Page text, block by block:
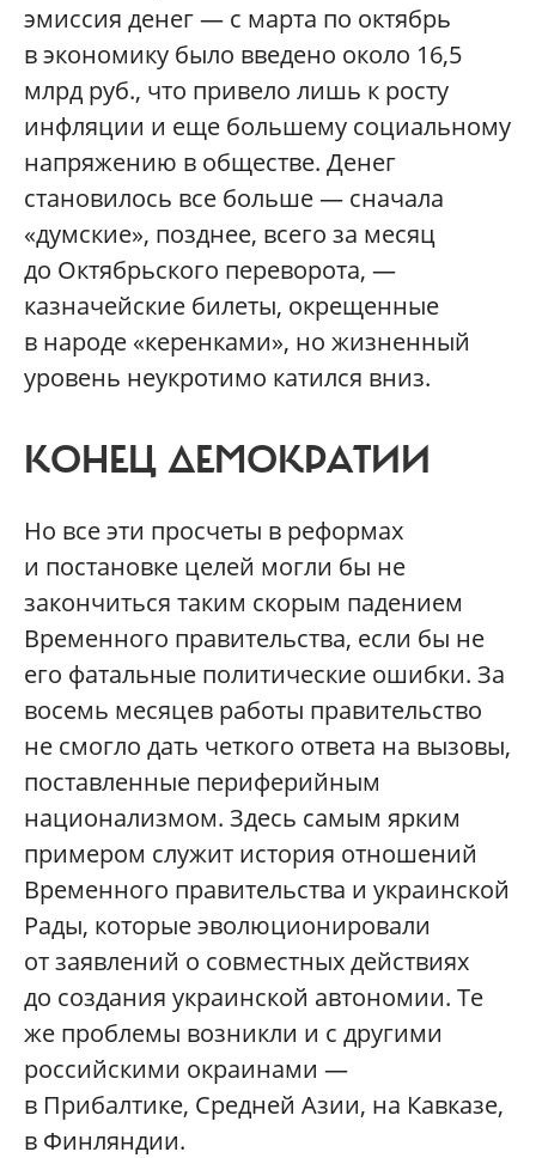
эмиссия денег — с марта по октябрь
в экономику было введено около 16,5
млрд руб., что привело лишь к росту
инфляции и еще большему социальному
напряжению в обществе. Денег
становилось все больше — сначала
«думские», позднее, всего за месяц
до Октябрьского переворота, —
казначейские билеты, окрещенные
в народе «керенками», но жизненный
уровень неукротимо катился вниз.
КОНЕЦ ДЕМОКРАТИИ
Но все эти просчеты в реформах
и постановке целей могли бы не
закончиться таким скорым падением
Временного правительства, если бы не
его фатальные политические ошибки. За
восемь месяцев работы правительство
не смогло дать четкого ответа на вызовы,
поставленные периферийным
национализмом. Здесь самым ярким
примером служит история отношений
Временного правительства и украинской
Рады, которые эволюционировали
от заявлений о совместных действиях
до создания украинской автономии. Те
же проблемы возникли и с другими
российскими окраинами —
в Прибалтике, Средней Азии, на Кавказе,
в Финляндии.